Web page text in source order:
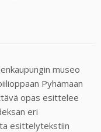
museo
Pyhämaan
opas esittelee
eri
esittelytekstiin